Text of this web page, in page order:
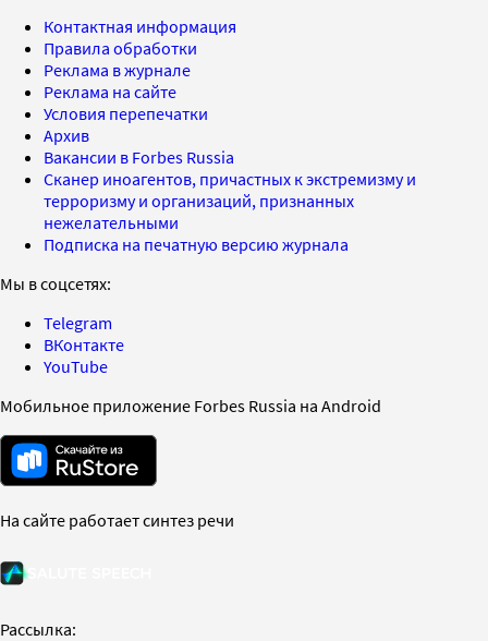
Контактная информация
Правила обработки
Реклама в журнале
Реклама на сайте
Условия перепечатки
Архив
Вакансии в Forbes Russia
Сканер иноагентов, причастных к экстремизму и
терроризму и организаций, признанных
нежелательными
Подписка на печатную версию журнала
Мы в соцсетях:
Telegram
ВКонтакте
YouTube
Мобильное приложение Forbes Russia на Android
На сайте работает синтез речи
Рассылка: